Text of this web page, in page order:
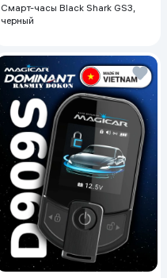
Смарт-часы Black Shark GS3,
черный